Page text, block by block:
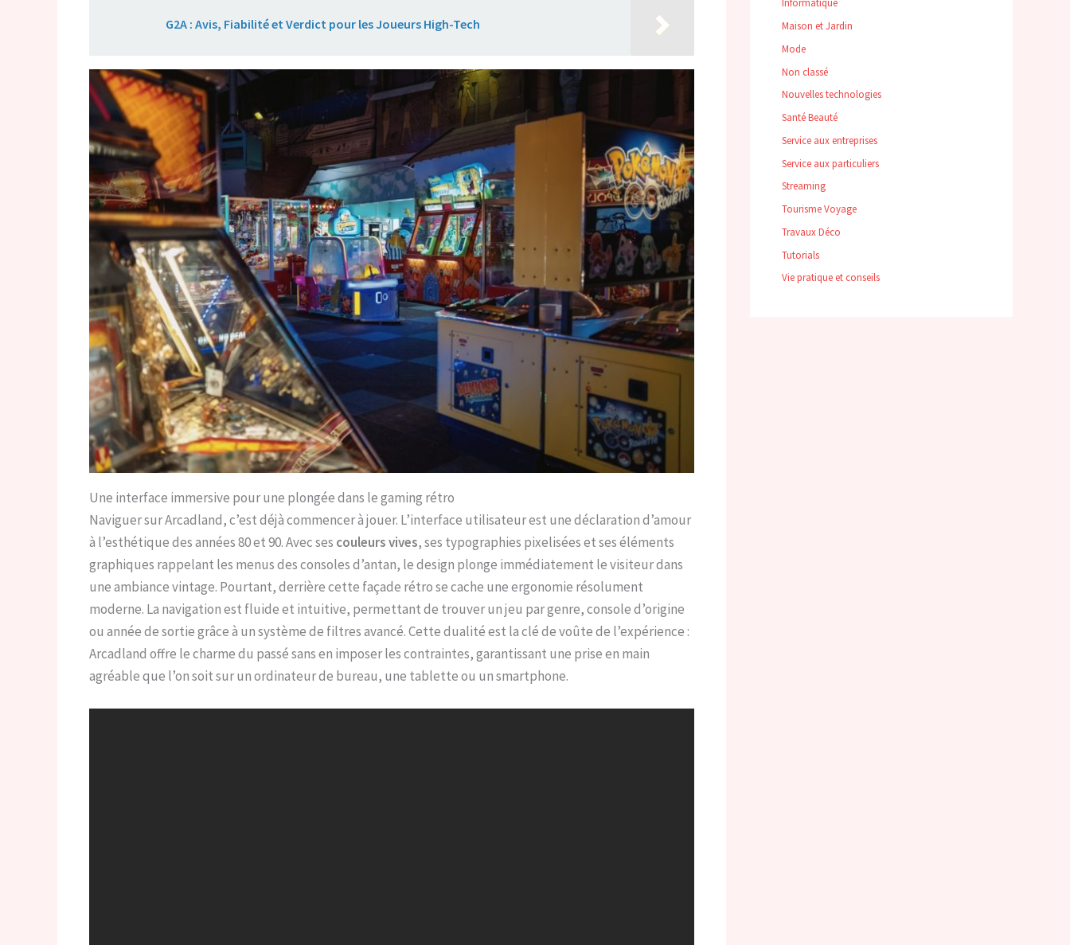
G2A : Avis, Fiabilité et Verdict pour les Joueurs High-Tech
Une interface immersive pour une plongée dans le gaming rétro
Naviguer sur Arcadland, c’est déjà commencer à jouer. L’interface utilisateur est une déclaration d’amour
à l’esthétique des années 80 et 90. Avec ses couleurs vives, ses typographies pixelisées et ses éléments
graphiques rappelant les menus des consoles d’antan, le design plonge immédiatement le visiteur dans
une ambiance vintage. Pourtant, derrière cette façade rétro se cache une ergonomie résolument
moderne. La navigation est fluide et intuitive, permettant de trouver un jeu par genre, console d’origine
ou année de sortie grâce à un système de filtres avancé. Cette dualité est la clé de voûte de l’expérience :
Arcadland offre le charme du passé sans en imposer les contraintes, garantissant une prise en main
agréable que l’on soit sur un ordinateur de bureau, une tablette ou un smartphone.
Informatique
Maison et Jardin
Mode
Non classé
Nouvelles technologies
Santé Beauté
Service aux entreprises
Service aux particuliers
Streaming
Tourisme Voyage
Travaux Déco
Tutorials
Vie pratique et conseils